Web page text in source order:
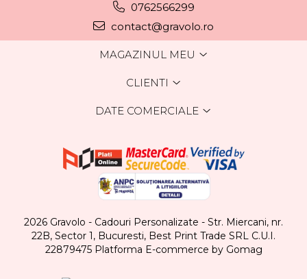
0762566299
contact@gravolo.ro
MAGAZINUL MEU
CLIENTI
DATE COMERCIALE
2026 Gravolo - Cadouri Personalizate - Str. Miercani, nr.
22B, Sector 1, Bucuresti, Best Print Trade SRL C.U.I.
22879475 Platforma E-commerce by Gomag